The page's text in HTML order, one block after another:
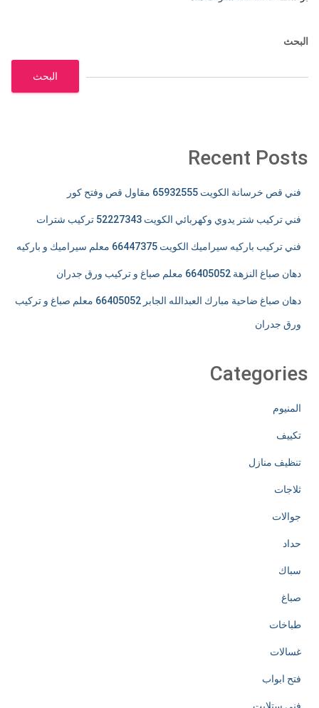
البحث
البحث
Recent Posts
فني قص خرسانة الكويت 65932555 مقاول قص وفتح كور
فني تركيب شتر يدوي وكهربائي الكويت 52227343 تركيب شترات
فني تركيب باركيه سيراميك الكويت 66447375 معلم سيراميك و باركيه
دهان صباغ النزهة 66405052 معلم صباغ و تركيب ورق جدران
دهان صباغ ضاحية مبارك العبدالله الجابر 66405052 معلم صباغ و تركيب
ورق جدران
Categories
المنيوم
تكييف
تنظيف منازل
ثلاجات
جوالات
حداد
سباك
صباغ
طباخات
غسالات
فتح ابواب
فني ستلايت